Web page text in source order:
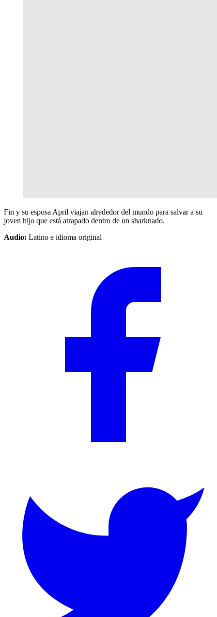
Fin y su esposa April viajan alrededor del mundo para salvar a su
joven hijo que está atrapado dentro de un sharknado.
Audio: Latino e idioma original